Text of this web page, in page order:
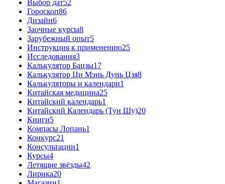
Выбор дат52
Гороскоп86
Дизайн6
Заочные курсы8
Зарубежный опыт5
Инструкция к применению25
Исследования3
Калькулятор Бацзы17
Калькулятор Ци Мэнь Дунь Цзя8
Калькуляторы и календари1
Китайская медицина25
Китайский календарь1
Китайский Календарь (Тун Шу)20
Книги5
Компасы Лопань1
Конкурс21
Консультации1
Курсы4
Летящие звёзды42
Лирика20